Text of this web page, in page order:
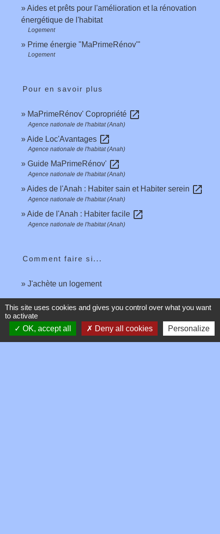
Aides et prêts pour l'amélioration et la rénovation
énergétique de l'habitat
Logement
Prime énergie "MaPrimeRénov'"
Logement
Pour en savoir plus
MaPrimeRénov' Copropriété open_in_new
Agence nationale de l'habitat (Anah)
Aide Loc'Avantages open_in_new
Agence nationale de l'habitat (Anah)
Guide MaPrimeRénov' open_in_new
Agence nationale de l'habitat (Anah)
Aides de l'Anah : Habiter sain et Habiter serein open_in_new
Agence nationale de l'habitat (Anah)
Aide de l'Anah : Habiter facile open_in_new
Agence nationale de l'habitat (Anah)
Comment faire si...
J'achète un logement
Signaler une erreur sur cette page
This site uses cookies and gives you control over what you want
to activate
OK, accept all
Deny all cookies Personalize